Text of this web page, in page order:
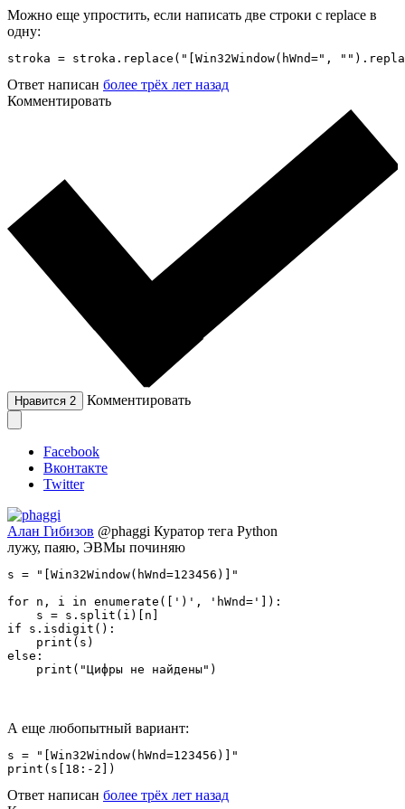
Можно еще упростить, если написать две строки с replace в
одну:
stroka = stroka.replace("[Win32Window(hWnd=",
Ответ написан более трёх лет назад
Комментировать
Нравится 2 Комментировать
Facebook
Вконтакте
Twitter
Алан Гибизов @phaggi Куратор тега Python
лужу, паяю, ЭВМы починяю
s = "[Win32Window(hWnd=123456)]"
for n, i in enumerate([')', 'hWnd=']):
    s = s.split(i)[n]
if s.isdigit():
    print(s)
else:
    print("Цифры не найдены")
А еще любопытный вариант:
s = "[Win32Window(hWnd=123456)]"
print(s[18:-2])
Ответ написан более трёх лет назад